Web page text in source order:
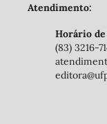
Atendimento:
Horário
(83) 3216-